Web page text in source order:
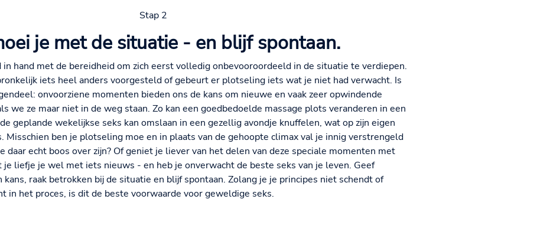
Stap 2
je met de situatie - en blijf spontaan.
in hand met de bereidheid om zich eerst volledig onbevooroordeeld in de situatie te verdiepen.
iets heel anders voorgesteld of gebeurt er plotseling iets wat je niet had verwacht. Is
onvoorziene momenten bieden ons de kans om nieuwe en vaak zeer opwindende
we ze maar niet in de weg staan. Zo kan een goedbedoelde massage plots veranderen in een
geplande wekelijkse seks kan omslaan in een gezellig avondje knuffelen, wat op zijn eigen
Misschien ben je plotseling moe en in plaats van de gehoopte climax val je innig verstrengeld
daar echt boos over zijn? Of geniet je liever van het delen van deze speciale momenten met
je liefje je wel met iets nieuws - en heb je onverwacht de beste seks van je leven. Geef
raak betrokken bij de situatie en blijf spontaan. Zolang je je principes niet schendt of
in het proces, is dit de beste voorwaarde voor geweldige seks.